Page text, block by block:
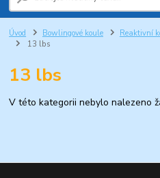
Úvod Bowlingové koule Reaktivní
13 lbs
13 lbs
V této kategorii nebylo nalezeno